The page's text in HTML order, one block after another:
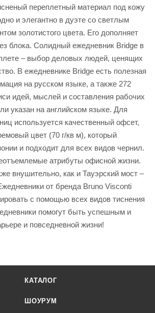
переплетный материал под кожу
и элегантно в дуэте со светлым
золотистого цвета. Его дополняет
блока. Солидный ежедневник Bridge в
– выбор деловых людей, ценящих
В ежедневнике Bridge есть полезная
на русском языке, а также 272
идей, мыслей и составления рабочих
указан на английском языке. Для
используется качественный офсет,
цвет (70 г/кв м), который
и подходит для всех видов чернил.
атрибуты офисной жизни.
внушительно, как и Тауэрский мост –
от бренда Bruno Visconti
с помощью всех видов тиснения
помогут быть успешным и
и повседневной жизни!
КАТАЛОГ
ШОУРУМ